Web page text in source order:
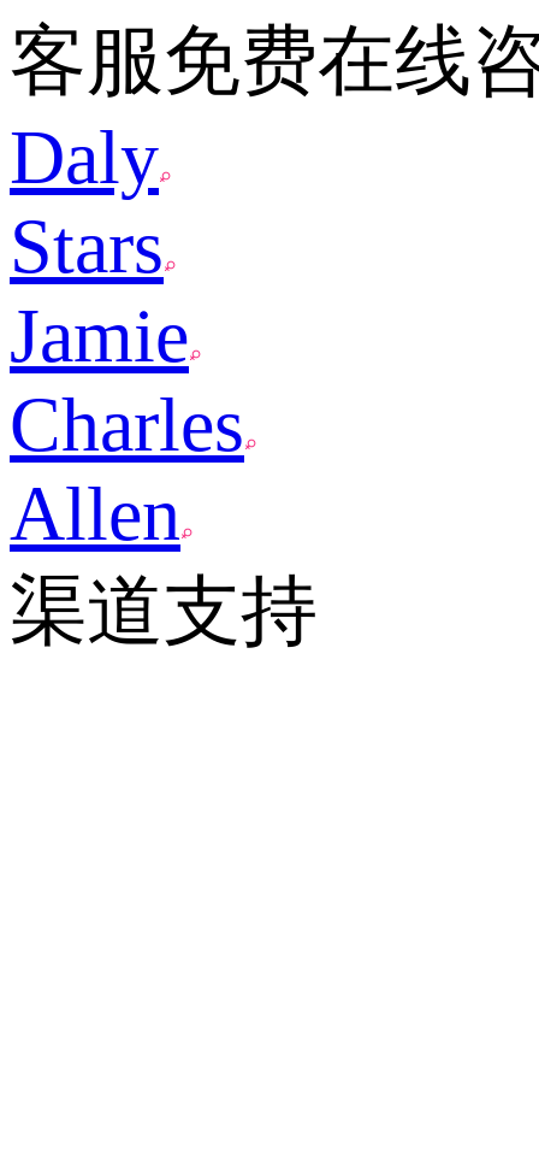
客服免费在线
Daly
Stars
Jamie
Charles
Allen
渠道支持